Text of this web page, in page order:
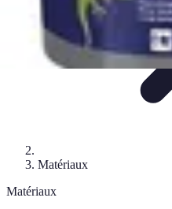
Matériaux
Matériaux